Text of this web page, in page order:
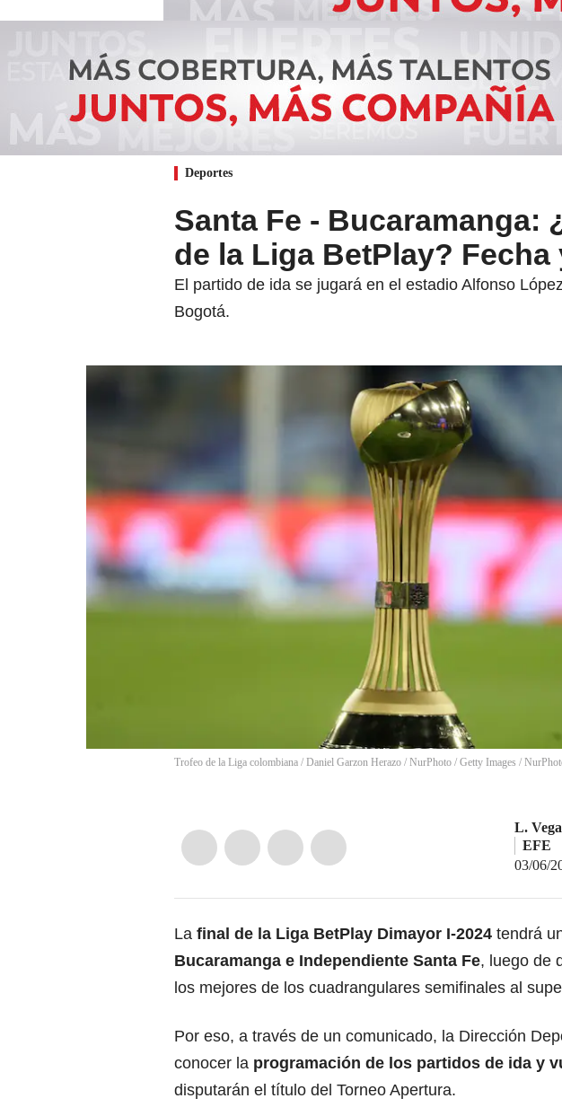
Deportes
Santa Fe - Bucaramanga:
de la Liga BetPlay?
El partido de ida se jugará en el estadio Alfonso
Bogotá.
Trofeo de la Liga colombiana / Daniel Garzon Herazo / NurPhoto / Getty Images /
L. Vega
EFE
03/06/
La final de la Liga BetPlay Dimayor I-2024 tendrá
Bucaramanga e Independiente Santa Fe, luego de
los mejores de los cuadrangulares semifinales al
Por eso, a través de un comunicado, la Dirección
conocer la programación de los partidos de ida y
disputarán el título del Torneo Apertura.